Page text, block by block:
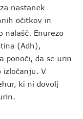
nastanek
očitkov in
nalašč. Enurezo
(Adh),
ponoči, da se urin
izločanju. V
ki ni dovolj